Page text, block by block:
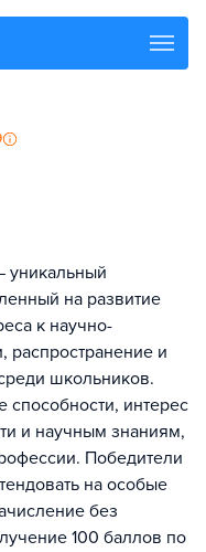
на развитие
к научно-
распространение и
школьников.
способности, интерес
и научным знаниям,
Победители
на особые
без
100 баллов по